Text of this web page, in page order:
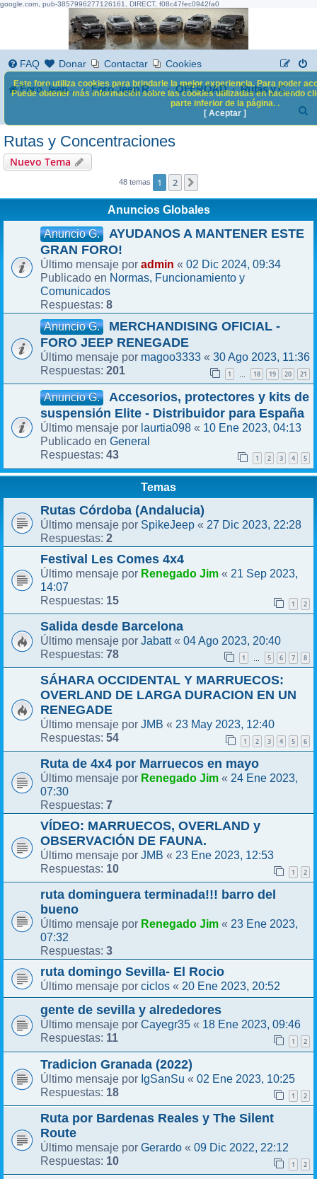
google.com, pub-3857996277126161, DIRECT, f08c47fec0942fa0
FAQ Donar Contactar Cookies
Foro Jeep Renegade Foro Jeep Renegade OFFROAD
Rutas y Concentraciones
Rutas y Concentraciones
Nuevo Tema
48 temas 1 2
Anuncios Globales
Anuncio G.
AYUDANOS A MANTENER ESTE
GRAN FORO!
Último mensaje por admin « 02 Dic 2024, 09:34
Publicado en Normas, Funcionamiento y
Comunicados
Respuestas: 8
Anuncio G.
MERCHANDISING OFICIAL -
FORO JEEP RENEGADE
Último mensaje por magoo3333 « 30 Ago 2023, 11:36
Respuestas: 201 1 … 18 19 20 21
Anuncio G.
Accesorios, protectores y kits de
suspensión Elite - Distribuidor para España
Último mensaje por laurtia098 « 10 Ene 2023, 04:13
Publicado en General
Respuestas: 43 1 2 3 4 5
Temas
Rutas Córdoba (Andalucia)
Último mensaje por SpikeJeep « 27 Dic 2023, 22:28
Respuestas: 2
Festival Les Comes 4x4
Último mensaje por Renegado Jim « 21 Sep 2023,
14:07
Respuestas: 15 1 2
Salida desde Barcelona
Último mensaje por Jabatt« 04 Ago 2023, 20:40
Respuestas: 78 1 … 5 6 7 8
SÁHARA OCCIDENTAL Y MARRUECOS:
OVERLAND DE LARGA DURACION EN UN
RENEGADE
Último mensaje por JMB « 23 May 2023, 12:40
Respuestas: 54 1 2 3 4 5 6
Ruta de 4x4 por Marruecos en mayo
Último mensaje por Renegado Jim « 24 Ene 2023,
07:30
Respuestas: 7
VÍDEO: MARRUECOS, OVERLAND y
OBSERVACIÓN DE FAUNA.
Último mensaje por JMB « 23 Ene 2023, 12:53
Respuestas: 10 1 2
ruta dominguera terminada!!! barro del
bueno
Último mensaje por Renegado Jim « 23 Ene 2023,
07:32
Respuestas: 3
ruta domingo Sevilla- El Rocio
Último mensaje por ciclos « 20 Ene 2023, 20:52
gente de sevilla y alrededores
Último mensaje por Cayegr35 « 18 Ene 2023, 09:46
Respuestas: 11 1 2
Tradicion Granada (2022)
Último mensaje por IgSanSu « 02 Ene 2023, 10:25
Respuestas: 18 1 2
Ruta por Bardenas Reales y The Silent
Route
Último mensaje por Gerardo « 09 Dic 2022, 22:12
Respuestas: 10 1 2
Este foro utiliza cookies para brindarle la mejor experiencia. Para poder
Puede obtener más información sobre las cookies utilizadas en haciendo
parte inferior de la página. .
[ Aceptar ]